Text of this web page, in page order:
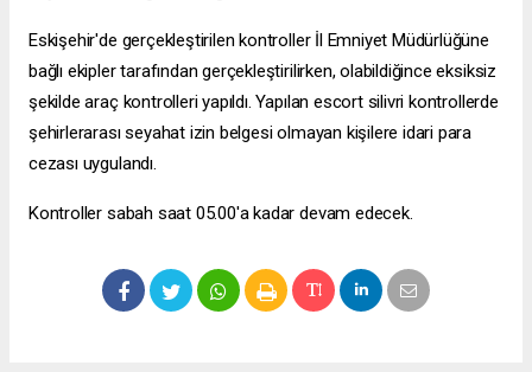
Eskişehir'de gerçekleştirilen kontroller İl Emniyet Müdürlüğüne
bağlı ekipler tarafından gerçekleştirilirken, olabildiğince eksiksiz
şekilde araç kontrolleri yapıldı. Yapılan escort silivri kontrollerde
şehirlerarası seyahat izin belgesi olmayan kişilere idari para
cezası uygulandı.
Kontroller sabah saat 05.00'a kadar devam edecek.